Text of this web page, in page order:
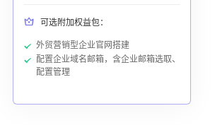
可选附加权益包：
外贸营销型企业官网搭建
配置企业域名邮箱，含企业邮箱选取、
配置管理